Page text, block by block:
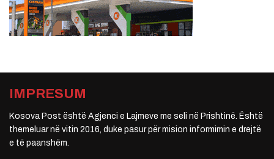
IMPRESUM
Kosova Post është Agjenci e Lajmeve me seli në Prishtinë. Është
themeluar në vitin 2016, duke pasur për mision informimin e drejtë
e të paanshëm.